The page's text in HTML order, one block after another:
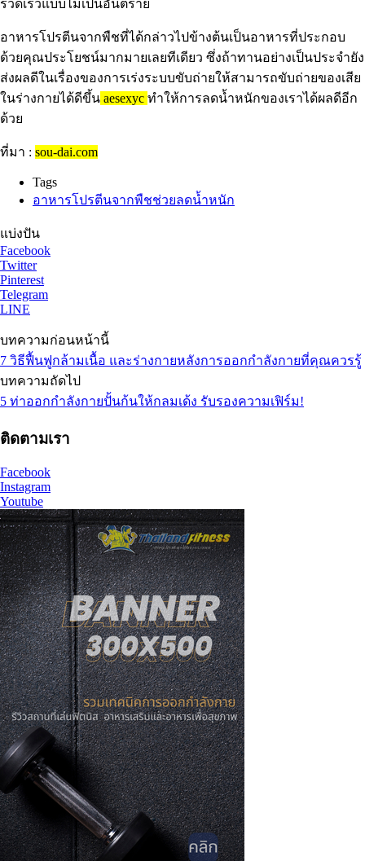
รวดเร็วแบบไม่เป็นอันตราย
อาหารโปรตีนจากพืชที่ได้กล่าวไปข้างต้นเป็นอาหารที่ประกอบ
ด้วยคุณประโยชน์มากมายเลยทีเดียว ซึ่งถ้าทานอย่างเป็นประจำยัง
ส่งผลดีในเรื่องของการเร่งระบบขับถ่ายให้สามารถขับถ่ายของเสีย
ในร่างกายได้ดีขึ้น aesexyc ทำให้การลดน้ำหนักของเราได้ผลดีอีก
ด้วย
ที่มา : sou-dai.com
Tags
อาหารโปรตีนจากพืชช่วยลดน้ำหนัก
แบ่งปัน
Facebook
Twitter
Pinterest
Telegram
LINE
บทความก่อนหน้านี้
7 วิธีฟื้นฟูกล้ามเนื้อ และร่างกายหลังการออกกำลังกายที่คุณควรรู้
บทความถัดไป
5 ท่าออกกำลังกายปั้นก้นให้กลมเด้ง รับรองความเฟิร์ม!
ติดตามเรา
Facebook
Instagram
Youtube